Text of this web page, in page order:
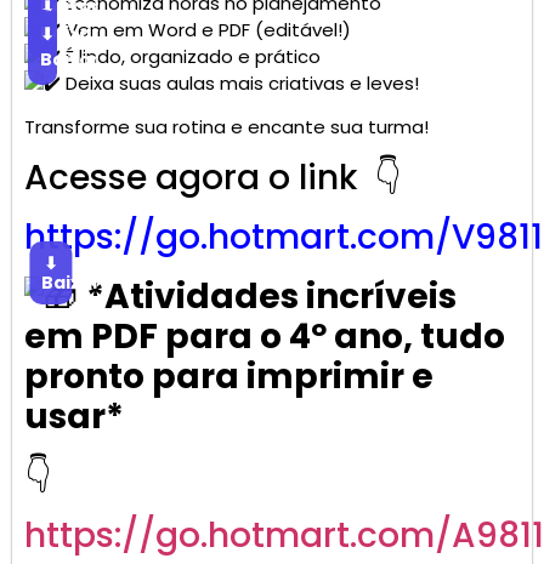
Baixar
Vem em Word e PDF (editável!)
⬇
Baixar
É lindo, organizado e prático
⬇
Baixar
Deixa suas aulas mais criativas e leves!
Transforme sua rotina e encante sua turma!
Acesse agora o link 👇
https://go.hotmart.com/
⬇
Baixar*Atividades incríveis
em PDF para o 4º ano, tudo
pronto para imprimir e
usar*
👇
https://go.hotmart.com/